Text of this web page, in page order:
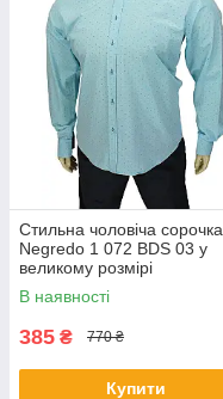
Стильна чоловіча сорочка
Negredo 1 072 BDS 03 у
великому розмірі
В наявності
385 ₴ 770 ₴
Купити